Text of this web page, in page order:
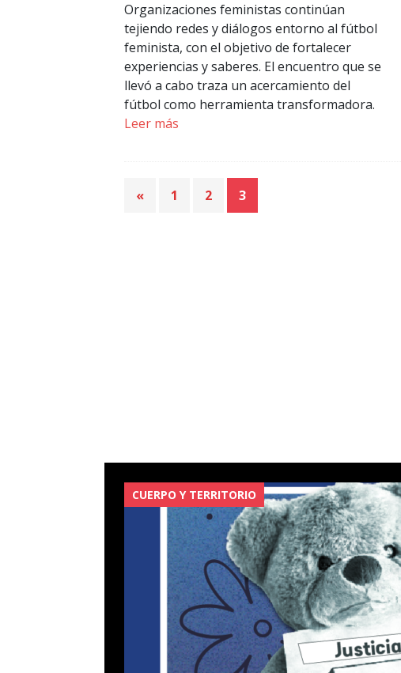
Organizaciones feministas continúan
tejiendo redes y diálogos entorno al fútbol
feminista, con el objetivo de fortalecer
experiencias y saberes. El encuentro que se
llevó a cabo traza un acercamiento del
fútbol como herramienta transformadora.
Leer más
« 1 2 3
CUERPO Y TERRITORIO